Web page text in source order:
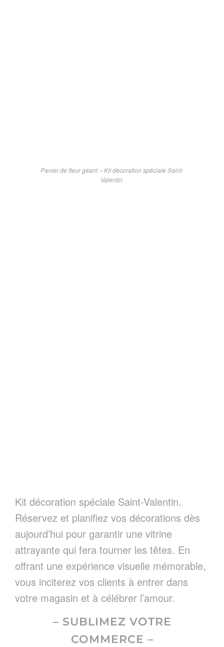
Panier de fleur géant – Kit décoration spéciale Saint-
Valentin.
Kit décoration spéciale Saint-Valentin.
Réservez et planifiez vos décorations dès
aujourd’hui pour garantir une vitrine
attrayante qui fera tourner les têtes. En
offrant une expérience visuelle mémorable,
vous inciterez vos clients à entrer dans
votre magasin et à célébrer l’amour.
– SUBLIMEZ VOTRE
COMMERCE –